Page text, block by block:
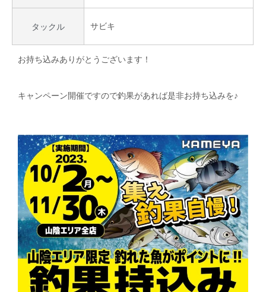
タックル サビキ
お持ち込みありがとうございます！
キャンペーン開催ですので釣果があれば是非お持ち込みを♪